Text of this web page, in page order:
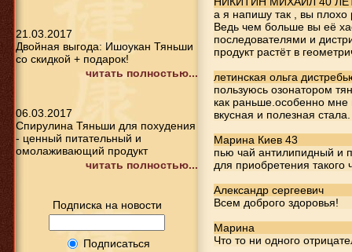
21.03.2017
Двойная выгода: Ишоукан Тяньши
со скидкой + подарок!
читать полностью...
06.03.2017
Спирулина Тяньши для похудения
- ценный питательный и
омолаживающий продукт
читать полностью...
Подписка на новости
Подписаться
а я напишу так , вы
Ведь чем больше вы её
последователями и
продукт растёт в
летинская ольга
пользуюсь озонатором
как раньше.особенно мне
вкусная и полезная стала.
Марина Киев 43
пью чай антилипидный и
для приобретения
Александр сергеевич
Всем доброго здоровья!
Марина
Что то ни одного